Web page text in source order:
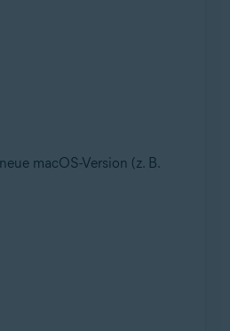
macOS-Version (z. B.